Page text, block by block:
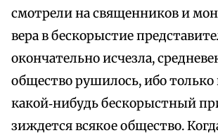
смотрели на священников и
вера в бескорыстие
окончательно исчезла,
общество рушилось, ибо только
какой‑нибудь бескорыстный
зиждется всякое общество.